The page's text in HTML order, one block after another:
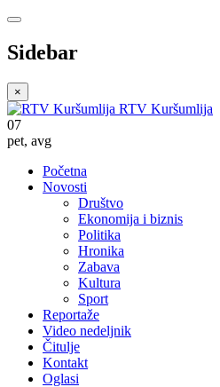
Sidebar
×
RTV Kuršumlija
07
pet, avg
Početna
Novosti
Društvo
Ekonomija i biznis
Politika
Hronika
Zabava
Kultura
Sport
Reportaže
Video nedeljnik
Čitulje
Kontakt
Oglasi